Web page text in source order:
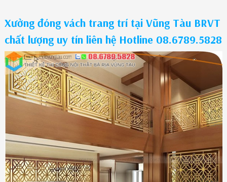
Xưởng đóng vách trang trí tại Vũng Tàu BRVT
chất lượng uy tín liên hệ Hotline 08.6789.5828